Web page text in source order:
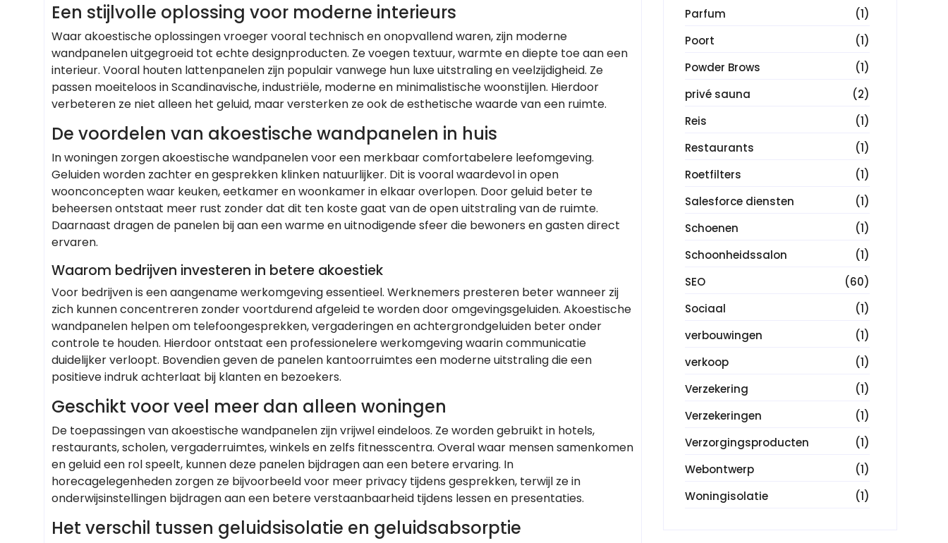
Een stijlvolle oplossing voor moderne interieurs
Waar akoestische oplossingen vroeger vooral technisch en onopvallend waren, zijn moderne
wandpanelen uitgegroeid tot echte designproducten. Ze voegen textuur, warmte en diepte toe aan een
interieur. Vooral houten lattenpanelen zijn populair vanwege hun luxe uitstraling en veelzijdigheid. Ze
passen moeiteloos in Scandinavische, industriële, moderne en minimalistische woonstijlen. Hierdoor
verbeteren ze niet alleen het geluid, maar versterken ze ook de esthetische waarde van een ruimte.
De voordelen van akoestische wandpanelen in huis
In woningen zorgen akoestische wandpanelen voor een merkbaar comfortabelere leefomgeving.
Geluiden worden zachter en gesprekken klinken natuurlijker. Dit is vooral waardevol in open
woonconcepten waar keuken, eetkamer en woonkamer in elkaar overlopen. Door geluid beter te
beheersen ontstaat meer rust zonder dat dit ten koste gaat van de open uitstraling van de ruimte.
Daarnaast dragen de panelen bij aan een warme en uitnodigende sfeer die bewoners en gasten direct
ervaren.
Waarom bedrijven investeren in betere akoestiek
Voor bedrijven is een aangename werkomgeving essentieel. Werknemers presteren beter wanneer zij
zich kunnen concentreren zonder voortdurend afgeleid te worden door omgevingsgeluiden. Akoestische
wandpanelen helpen om telefoongesprekken, vergaderingen en achtergrondgeluiden beter onder
controle te houden. Hierdoor ontstaat een professionelere werkomgeving waarin communicatie
duidelijker verloopt. Bovendien geven de panelen kantoorruimtes een moderne uitstraling die een
positieve indruk achterlaat bij klanten en bezoekers.
Geschikt voor veel meer dan alleen woningen
De toepassingen van akoestische wandpanelen zijn vrijwel eindeloos. Ze worden gebruikt in hotels,
restaurants, scholen, vergaderruimtes, winkels en zelfs fitnesscentra. Overal waar mensen samenkomen
en geluid een rol speelt, kunnen deze panelen bijdragen aan een betere ervaring. In
horecagelegenheden zorgen ze bijvoorbeeld voor meer privacy tijdens gesprekken, terwijl ze in
onderwijsinstellingen bijdragen aan een betere verstaanbaarheid tijdens lessen en presentaties.
Het verschil tussen geluidsisolatie en geluidsabsorptie
Parfum
(1)
Poort
(1)
Powder Brows
(1)
privé sauna
(2)
Reis
(1)
Restaurants
(1)
Roetfilters
(1)
Salesforce diensten
(1)
Schoenen
(1)
Schoonheidssalon
(1)
SEO
(60)
Sociaal
(1)
verbouwingen
(1)
verkoop
(1)
Verzekering
(1)
Verzekeringen
(1)
Verzorgingsproducten
(1)
Webontwerp
(1)
Woningisolatie
(1)